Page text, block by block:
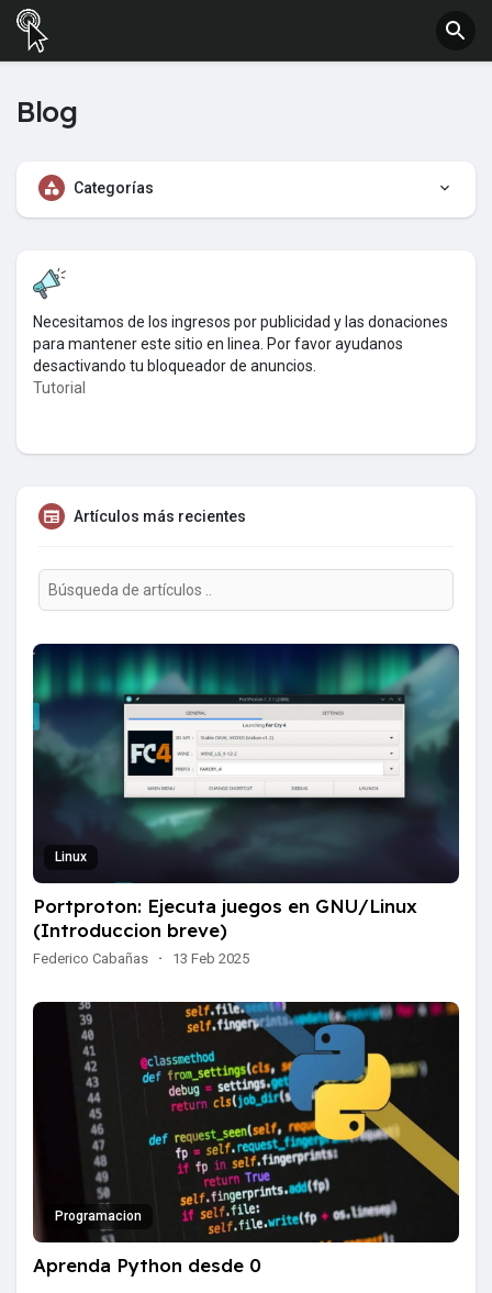
Blog
Categorías
Necesitamos de los ingresos por publicidad y las donaciones
para mantener este sitio en linea. Por favor ayudanos
desactivando tu bloqueador de anuncios.
Tutorial
Artículos más recientes
Linux
Portproton: Ejecuta juegos en GNU/Linux
(Introduccion breve)
Federico Cabañas · 13 Feb 2025
Programacion
Aprenda Python desde 0